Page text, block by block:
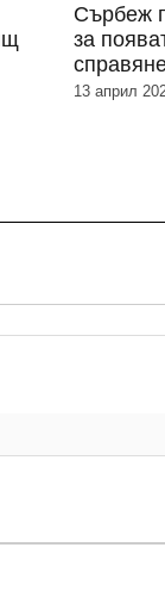
Сърбеж
за
13 април